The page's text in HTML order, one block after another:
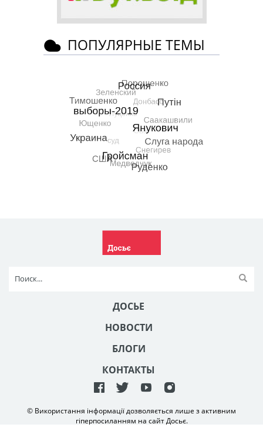
ПОПУЛЯРНЫЕ ТЕМЫ
ДОСЬЕ
НОВОСТИ
БЛОГИ
КОНТАКТЫ
© Використання інформації дозволяється лише з активним
гіперпосиланням на сайт Досьє.